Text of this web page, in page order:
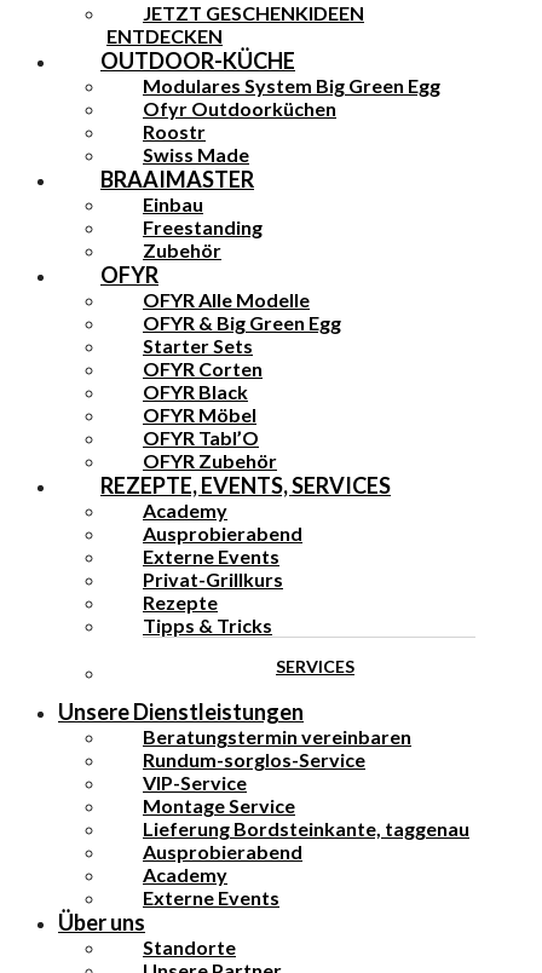
JETZT GESCHENKIDEEN
ENTDECKEN
OUTDOOR-KÜCHE
Modulares System Big Green Egg
Ofyr Outdoorküchen
Roostr
Swiss Made
BRAAIMASTER
Einbau
Freestanding
Zubehör
OFYR
OFYR Alle Modelle
OFYR & Big Green Egg
Starter Sets
OFYR Corten
OFYR Black
OFYR Möbel
OFYR Tabl’O
OFYR Zubehör
REZEPTE, EVENTS, SERVICES
Academy
Ausprobierabend
Externe Events
Privat-Grillkurs
Rezepte
Tipps & Tricks
SERVICES
Unsere Dienstleistungen
Beratungstermin vereinbaren
Rundum-sorglos-Service
VIP-Service
Montage Service
Lieferung Bordsteinkante, taggenau
Ausprobierabend
Academy
Externe Events
Über uns
Standorte